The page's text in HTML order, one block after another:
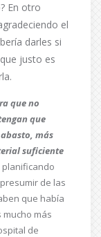
En otro
el
darles si
justo es
que no
que
más
suficiente
de las
que había
más
de